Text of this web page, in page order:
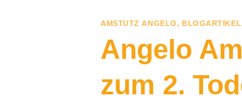
AMSTUTZ ANGELO, BLOGARTIKEL
Angelo
zum 2.